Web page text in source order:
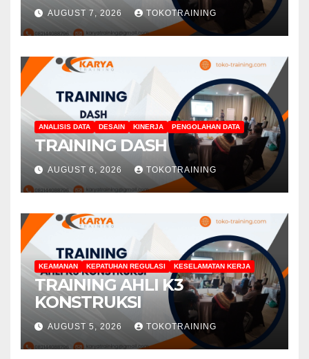
AUGUST 7, 2026 TOKOTRAINING
ANALISIS DATA DESAIN KINERJA PENGOLAHAN DATA
TRAINING DASH
AUGUST 6, 2026 TOKOTRAINING
KEAMANAN KEPATUHAN REGULASI KESELAMATAN KERJA
TRAINING AHLI K3
KONSTRUKSI
AUGUST 5, 2026 TOKOTRAINING